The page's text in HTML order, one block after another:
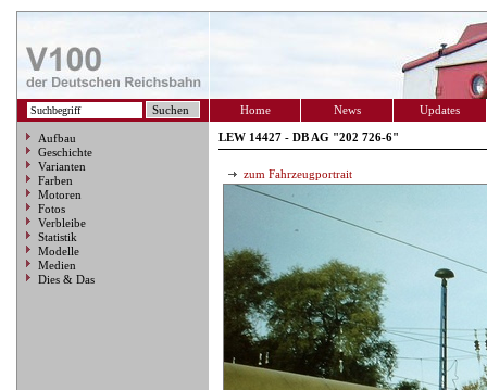
Home News Updates
Aufbau
Geschichte
Varianten
Farben
Motoren
Fotos
Verbleibe
Statistik
Modelle
Medien
Dies & Das
LEW 14427 - DB AG "202 726-6"
zum Fahrzeugportrait